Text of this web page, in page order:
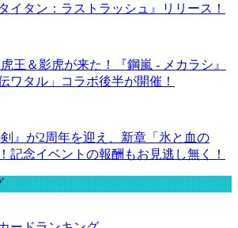
イタン：ラストラッシュ』リリース！
王＆影虎が来た！『鋼嵐 - メカラシ』
ワタル」コラボ後半が開催！
剣』が2周年を迎え、新章「氷と血の
記念イベントの報酬もお見逃し無く！